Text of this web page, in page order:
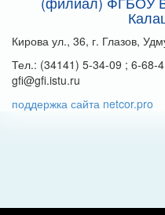
Кирова ул., 36, г. Глазов,
Тел.: (34141) 5-34-09 ; 6-68-
gfi@gfi.istu.ru
поддержка сайта netcor.pro